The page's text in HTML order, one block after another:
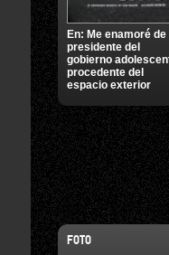
En: Me enamoré de
presidente del
gobierno
procedente del
espacio exterior
FOTO